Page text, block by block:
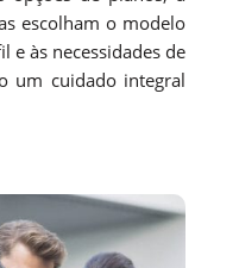
escolham o modelo
e às necessidades de
um cuidado integral